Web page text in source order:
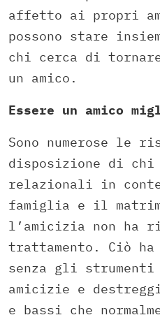
affetto ai propri
possono stare
chi cerca di
un amico.
Essere un amico
Sono numerose le
disposizione di
relazionali in
famiglia e il
l’amicizia non ha
trattamento. Ciò
senza gli strumenti
amicizie e
e bassi che